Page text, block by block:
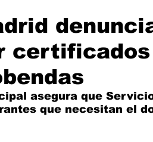
e infancia
Kit Digital
asegura que
que necesitan el